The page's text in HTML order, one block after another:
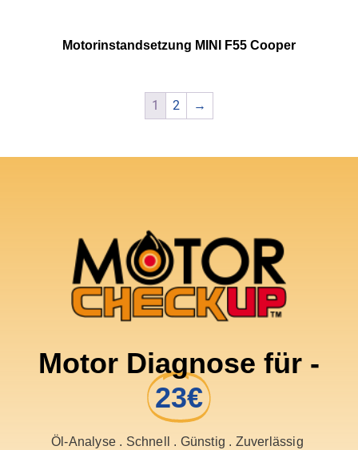
Motorinstandsetzung MINI F55 Cooper
1 2 →
Motor Diagnose für -
23€
Öl-Analyse . Schnell . Günstig . Zuverlässig